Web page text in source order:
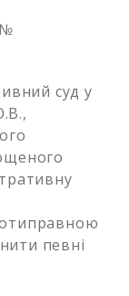
№
суд у
певні